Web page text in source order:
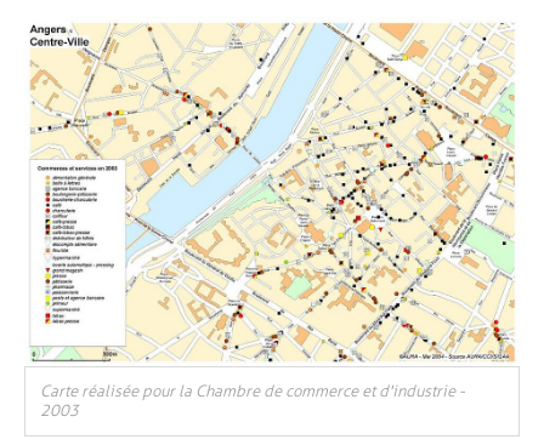
Vue agrandie de l'image
Carte réalisée pour la Chambre de commerce et d'industrie -
2003